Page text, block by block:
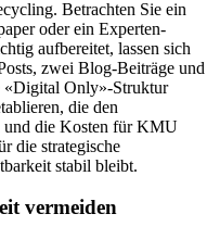
Betrachten Sie ein
oder ein Experten-
aufbereitet, lassen sich
zwei Blog-Beiträge und
«Digital Only»-Struktur
die den
und die Kosten für KMU
die strategische
stabil bleibt.
vermeiden